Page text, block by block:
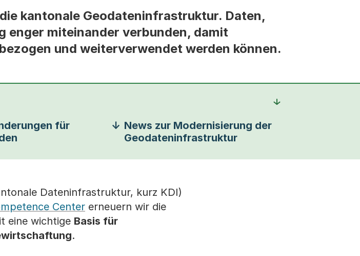
kantonale Geodateninfrastruktur. Daten,
enger miteinander verbunden, damit
und weiterverwendet werden können.
für
News zur Modernisierung der
Geodateninfrastruktur
Dateninfrastruktur, kurz KDI)
Center erneuern wir die
eine wichtige Basis für
.​